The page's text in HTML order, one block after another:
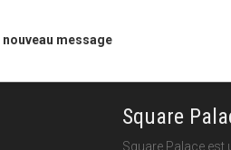
message
Square
Square Palace est